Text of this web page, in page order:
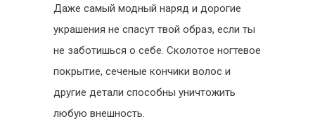
Даже самый модный наряд и дорогие
украшения не спасут твой образ, если ты
не заботишься о себе. Сколотое ногтевое
покрытие, сеченые кончики волос и
другие детали способны уничтожить
любую внешность.